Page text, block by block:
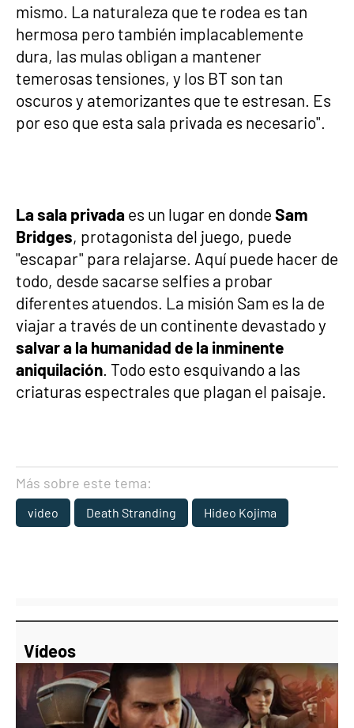
mismo. La naturaleza que te rodea es tan
hermosa pero también implacablemente
dura, las mulas obligan a mantener
temerosas tensiones, y los BT son tan
oscuros y atemorizantes que te estresan. Es
por eso que esta sala privada es necesario".
La sala privada es un lugar en donde Sam
Bridges, protagonista del juego, puede
"escapar" para relajarse. Aquí puede hacer de
todo, desde sacarse selfies a probar
diferentes atuendos. La misión Sam es la de
viajar a través de un continente devastado y
salvar a la humanidad de la inminente
aniquilación. Todo esto esquivando a las
criaturas espectrales que plagan el paisaje.
Más sobre este tema:
video Death Stranding Hideo Kojima
Vídeos